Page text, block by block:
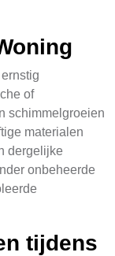
of
schimmelgroeien
materialen
dergelijke
onbeheerde
tijdens